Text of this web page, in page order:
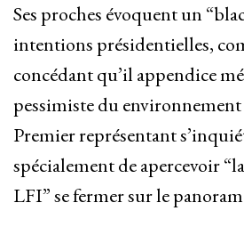
Ses proches évoquent un
intentions présidentielles,
concédant qu’il appendice
pessimiste du environnement
Premier représentant
spécialement de apercevoir
LFI” se fermer sur le